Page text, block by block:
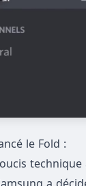
le Fold :
technique